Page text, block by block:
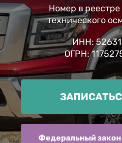
Номер в
технического
ИНН:
ОГРН:
Федеральный закон